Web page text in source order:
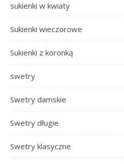
sukienki w kwiaty
Sukienki wieczorowe
Sukienki z koronką
swetry
Swetry damskie
Swetry długie
Swetry klasyczne